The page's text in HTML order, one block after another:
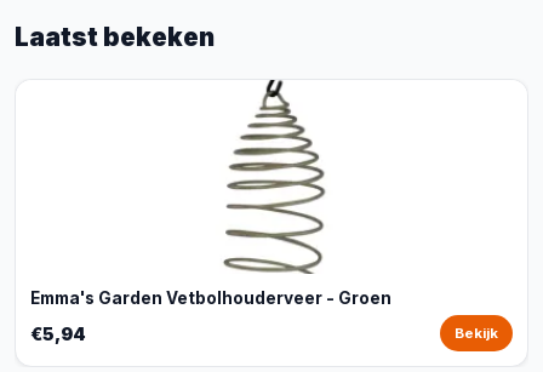
Laatst bekeken
Emma's Garden Vetbolhouderveer - Groen
€5,94 Bekijk